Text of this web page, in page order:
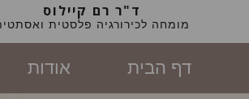
ד"ר רם קיילוס
מומחה לכירורגיה פלסטית
דף הבית אודות